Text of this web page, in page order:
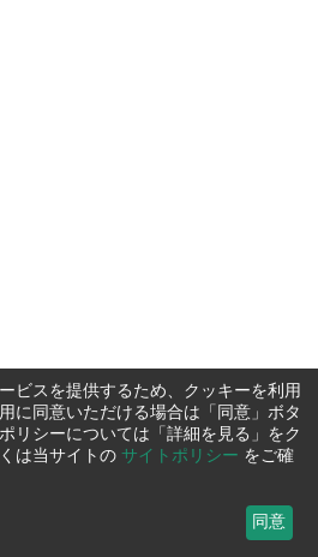
ビスを提供するため、クッキーを利用
に同意いただける場合は「同意」ボタ
リシーについては「詳細を見る」をク
は当サイトの サイトポリシー をご確
同意